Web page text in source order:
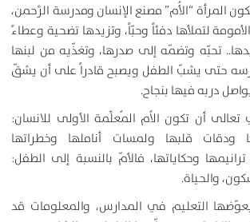
المرأة “الأُم” مصنع الإنسان ومدرسة الرَّحمن،
لتملأها دفئاً وحبّاً، وتزيدها تضحية وعطاءً
تحبّه وتضمّه إلى صدرها، وتغذّيه من لبنها
حتى يشبّ الطفل ويصبح قادراً على أن يشقّ
دربه فيها بنجاح.
أن تكون الاُم المُعلِّمة الأولى للانسان:
ودقات قلبها ولمسات أناملها وخطراتها
وحكاياتها، فالأمّ بالنسبة إلى الطفل:
والحياة.
يعوّضها التعليم في المدارس، والمعلومات قد